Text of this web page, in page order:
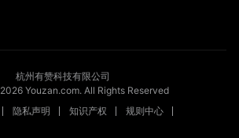
杭州有赞科技有限公司
2026Youzan.com. All Rights Reserved
隐私声明 知识产权
规则中心